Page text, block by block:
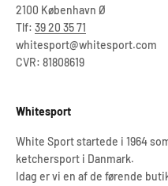
2100 København Ø
Tlf: 39 20 35 71
whitesport@whitesport.com
CVR: 81808619
Whitesport
White Sport startede i 1964
ketchersport i Danmark.
Idag er vi en af de førende